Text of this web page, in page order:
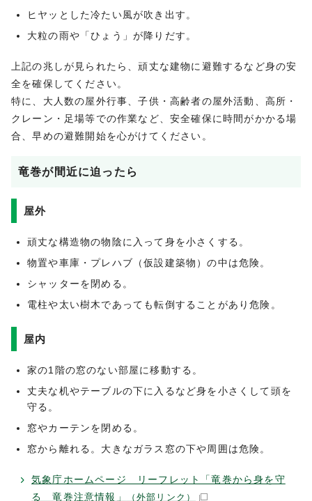
ヒヤッとした冷たい風が吹き出す。
大粒の雨や「ひょう」が降りだす。
上記の兆しが見られたら、頑丈な建物に避難するなど身の安
全を確保してください。
特に、大人数の屋外行事、子供・高齢者の屋外活動、高所・
クレーン・足場等での作業など、安全確保に時間がかかる場
合、早めの避難開始を心がけてください。
竜巻が間近に迫ったら
屋外
頑丈な構造物の物陰に入って身を小さくする。
物置や車庫・プレハブ（仮設建築物）の中は危険。
シャッターを閉める。
電柱や太い樹木であっても転倒することがあり危険。
屋内
家の1階の窓のない部屋に移動する。
丈夫な机やテーブルの下に入るなど身を小さくして頭を
守る。
窓やカーテンを閉める。
窓から離れる。大きなガラス窓の下や周囲は危険。
気象庁ホームページ リーフレット「竜巻から身を守
る 竜巻注意情報」
（外部リンク）